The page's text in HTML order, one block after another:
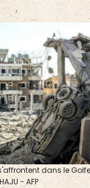
dans le
- AFP